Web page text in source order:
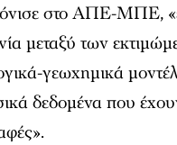
στο ΑΠΕ-ΜΠΕ,
μεταξύ των
γεωχημικά
δεδομένα που